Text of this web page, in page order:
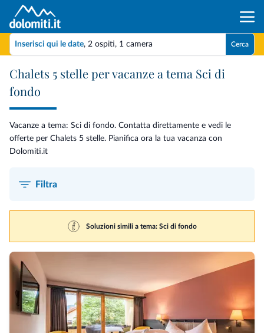
Inserisci qui le date, 2 ospiti, 1 camera Cerca
Chalets 5 stelle per vacanze a tema Sci di
fondo
Vacanze a tema: Sci di fondo. Contatta direttamente e vedi le
offerte per Chalets 5 stelle. Pianifica ora la tua vacanza con
Dolomiti.it
Filtra
Soluzioni simili a tema: Sci di fondo